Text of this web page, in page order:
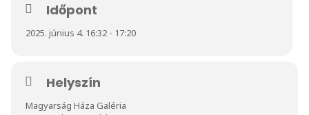
Időpont
2025. június 4. 16:32 - 17:20
Helyszín
Magyarság Háza Galéria